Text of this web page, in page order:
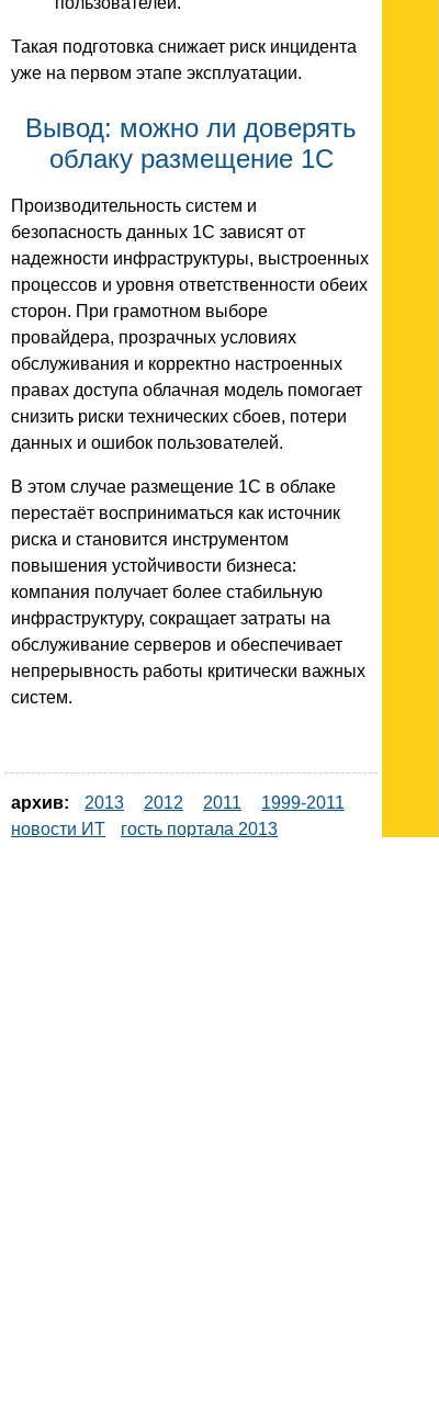
Такая подготовка снижает риск инцидента
уже на первом этапе эксплуатации.
Вывод: можно ли доверять
облаку размещение 1С
Производительность систем и
безопасность данных 1С зависят от
надежности инфраструктуры, выстроенных
процессов и уровня ответственности обеих
сторон. При грамотном выборе
провайдера, прозрачных условиях
обслуживания и корректно настроенных
правах доступа облачная модель помогает
снизить риски технических сбоев, потери
данных и ошибок пользователей.
В этом случае размещение 1С в облаке
перестаёт восприниматься как источник
риска и становится инструментом
повышения устойчивости бизнеса:
компания получает более стабильную
инфраструктуру, сокращает затраты на
обслуживание серверов и обеспечивает
непрерывность работы критически важных
систем.
архив: 2013 2012 2011
1999-2011
новости ИТ
гость портала 2013